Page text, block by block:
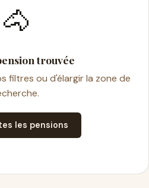
🐴
trouvée
filtres ou d'élargir la zone de
les pensions